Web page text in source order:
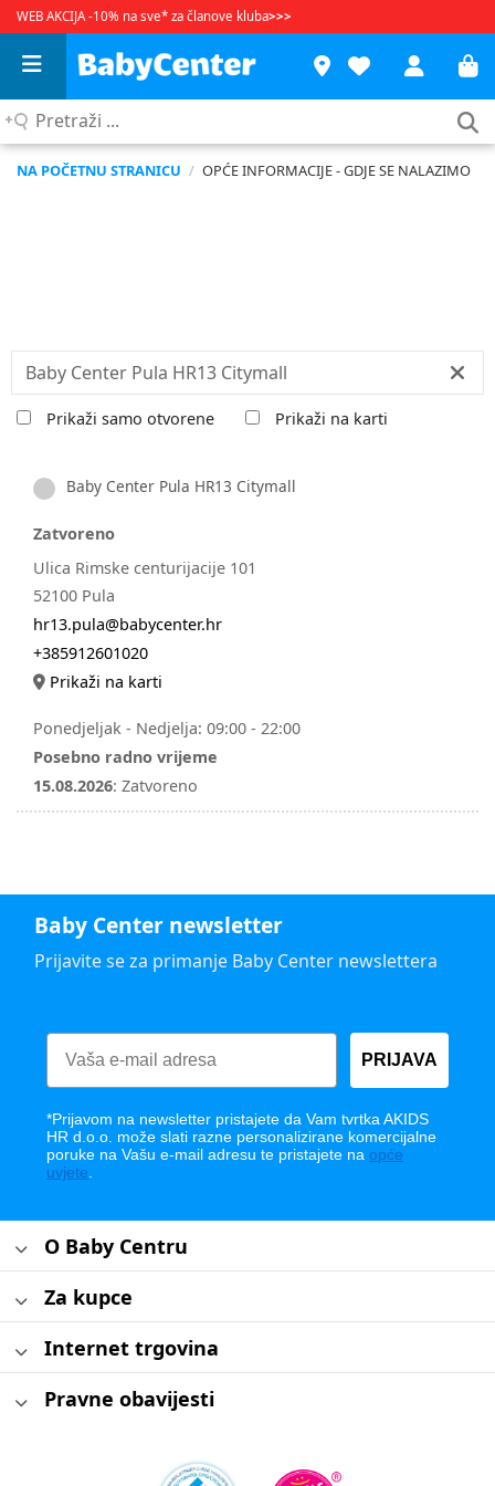
WEB AKCIJA -10% na sve* za članove kluba>>>
Pretraži
NA POČETNU STRANICU / OPĆE INFORMACIJE - GDJE SE NALAZIMO
traži....:
Prikaži samo otvorene Prikaži na karti
Baby Center Pula HR13 Citymall
Zatvoreno
Ulica Rimske centurijacije 101
52100 Pula
hr13.pula@babycenter.hr
+385912601020
Prikaži na karti
Ponedjeljak - Nedjelja:09:00 - 22:00
Posebno radno vrijeme
15.08.2026:Zatvoreno
Baby Center newsletter
Prijavite se za primanje Baby Center newslettera
PRIJAVA
*Prijavom na newsletter pristajete da Vam tvrtka AKIDS
HR d.o.o. može slati razne personalizirane komercijalne
poruke na Vašu e-mail adresu te pristajete na opće
uvjete
O Baby Centru
Za kupce
Internet trgovina
Pravne obavijesti